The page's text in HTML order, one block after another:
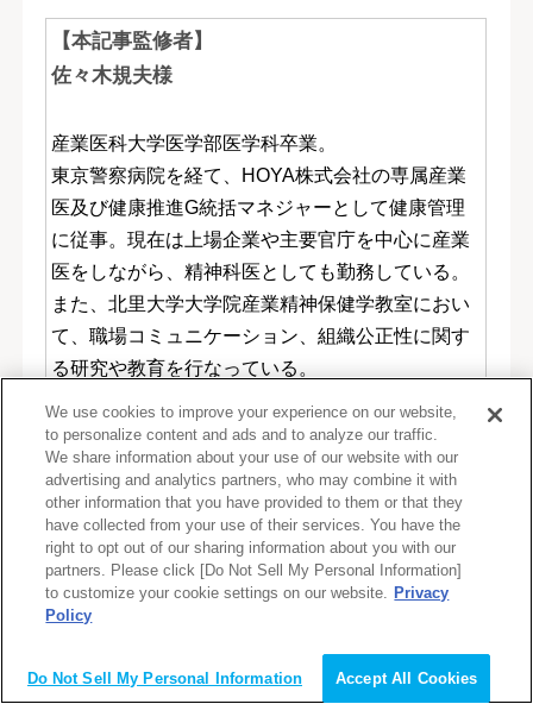
【本記事監修者】
佐々木規夫様
産業医科大学医学部医学科卒業。
東京警察病院を経て、HOYA株式会社の専属産業
医及び健康推進G統括マネジャーとして健康管理
に従事。現在は上場企業や主要官庁を中心に産業
医をしながら、精神科医としても勤務している。
また、北里大学大学院産業精神保健学教室におい
て、職場コミュニケーション、組織公正性に関す
る研究や教育を行なっている。
産業医、精神科専門医、精神保健指定医、医学博
士、日本産業衛生学会専門医・指導医、労働衛生
コンサルタント、社会医学系専門医・指導医、メ
ンタルヘルス法務主任者
We use cookies to improve your experience on our website,
to personalize content and ads and to analyze our traffic.
We share information about your use of our website with our
advertising and analytics partners, who may combine it with
other information that you have provided to them or that they
have collected from your use of their services. You have the
right to opt out of our sharing information about you with our
partners. Please click [Do Not Sell My Personal Information]
to customize your cookie settings on our website. Privacy
Policy
Do Not Sell My Personal Information Accept All Cookies